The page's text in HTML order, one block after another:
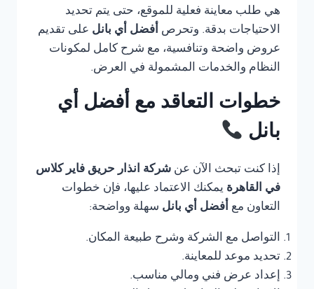
هي طلب معاينة فعلية للموقع، حتى يتم تحديد
الاحتياجات بدقة. وتحرص أفضل أي بانل على تقديم
عروض واضحة وتنافسية، مع شرح كامل لمكونات
النظام والخدمات المشمولة في العرض.
خطوات التعاقد مع أفضل أي
بانل
إذا كنت تبحث الآن عن شركة انذار حريق فاير كلاس
في القاهرة يمكنك الاعتماد عليها، فإن خطوات
التعاون مع أفضل أي بانل سهلة وواضحة:
التواصل مع الشركة وشرح طبيعة المكان.
تحديد موعد للمعاينة.
إعداد عرض فني ومالي مناسب.